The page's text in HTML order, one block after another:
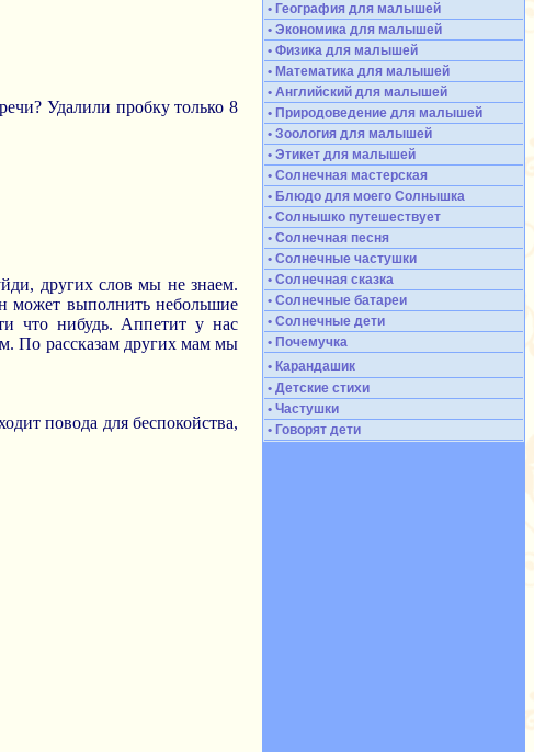
Удалили пробку только 8
других слов мы не знаем.
может выполнить небольшие
что нибудь. Аппетит у нас
По рассказам других мам мы
повода для беспокойства,
• География для малышей
• Экономика для малышей
• Физика для малышей
• Математика для малышей
• Английский для малышей
• Природоведение для малышей
• Зоология для малышей
• Этикет для малышей
• Солнечная мастерская
• Блюдо для моего Солнышка
• Солнышко путешествует
• Солнечная песня
• Солнечные частушки
• Солнечная сказка
• Солнечные батареи
• Солнечные дети
• Почемучка
• Карандашик
• Детские стихи
• Частушки
• Говорят дети